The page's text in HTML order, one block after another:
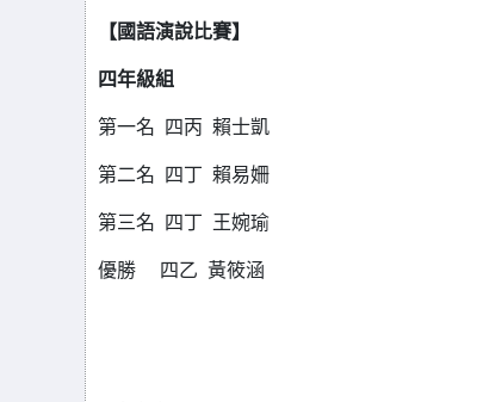
【 國語演說比賽】
四年級組
第一名 四丙 賴士凱
第二名 四丁 賴易姍
第三名 四丁 王婉瑜
優勝 四乙 黃筱涵